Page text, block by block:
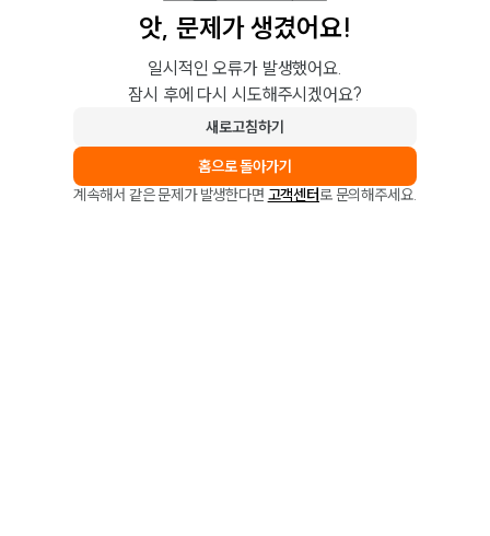
앗, 문제가 생겼어요!
일시적인 오류가 발생했어요.
잠시 후에 다시 시도해주시겠어요?
새로고침하기
홈으로 돌아가기
계속해서 같은 문제가 발생한다면 고객센터로 문의해주세요.